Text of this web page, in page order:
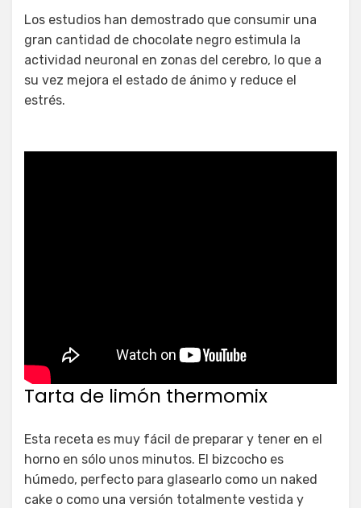
Los estudios han demostrado que consumir una
gran cantidad de chocolate negro estimula la
actividad neuronal en zonas del cerebro, lo que a
su vez mejora el estado de ánimo y reduce el
estrés.
Tarta de limón thermomix
Esta receta es muy fácil de preparar y tener en el
horno en sólo unos minutos. El bizcocho es
húmedo, perfecto para glasearlo como un naked
cake o como una versión totalmente vestida y